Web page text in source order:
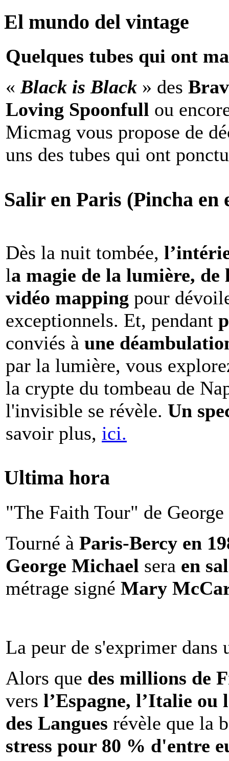
El mundo del vintage
Quelques tubes qui ont
« Black is Black » des
Loving Spoonfull ou
Micmag vous propose de
uns des tubes qui ont
Salir en Paris (Pincha en
Dès la nuit tombée,
la magie de la lumière,
vidéo mapping pour
exceptionnels. Et, pendant
conviés à une
par la lumière, vous
la crypte du tombeau de
l'invisible se révèle. Un
savoir plus, ici.
Ultima hora
"The Faith Tour" de
Tourné à Paris-Bercy en
George Michael sera en
métrage signé Mary
La peur de s'exprimer dans
Alors que des millions de
vers l’Espagne, l’Italie ou
des Langues révèle que la
stress pour 80 % d'entre